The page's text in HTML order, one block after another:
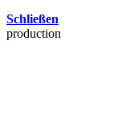
Schließen
production